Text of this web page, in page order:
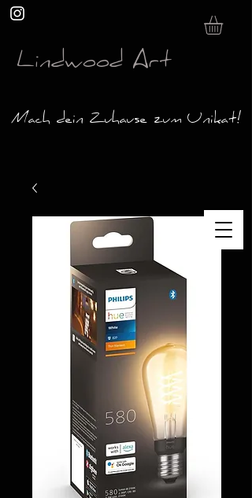
Lindwood Art
Mach dein Zuhause zum Unikat!